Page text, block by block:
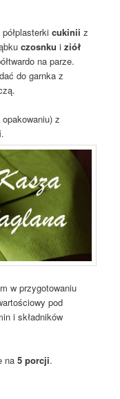
cukinii z
czosnku iziół
na parze.
do garnka z
z
.
w przygotowaniu
pod
i składników
na5 porcji.